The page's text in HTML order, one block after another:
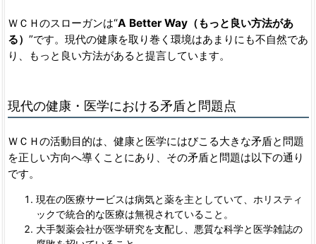
ＷＣＨのスローガンは“A Better Way（もっと良い方法があ
る） ”です。現代の健康を取り巻く環境はあまりにも不自然であ
り、もっと良い方法があると提言しています。
現代の健康・医学における矛盾と問題点
ＷＣＨの活動目的は、健康と医学にはびこる大きな矛盾と問題
を正しい方向へ導くことにあり、その矛盾と問題は以下の通り
です。
現在の医療サービスは病気と薬を主としていて、ホリスティ
ックで統合的な医療は無視されていること。
大手製薬会社が医学研究を支配し、悪質な科学と医学雑誌の